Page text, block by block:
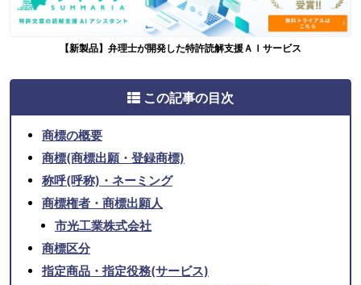
【新製品】弁理士が開発した特許読解支援ＡＩサービス
この記事の目次
商標の概要
商標(商標出願・登録商標)
称呼(呼称)・ネーミング
商標権者・商標出願人
市光工業株式会社
商標区分
指定商品・指定役務(サービス)